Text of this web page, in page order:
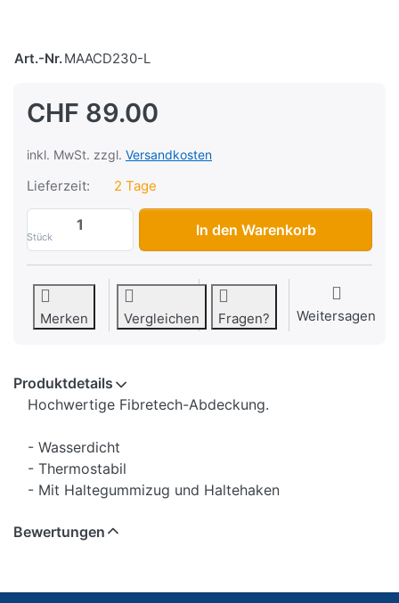
Art.-Nr.MAACD230-L
CHF 89.00
inkl. MwSt. zzgl. Versandkosten
Lieferzeit: 2 Tage
Stück
Abdeckplane Bering Kover, Grösse L
In den Warenkorb
Merken Vergleichen Fragen? Weitersagen
Produktdetails
Hochwertige Fibretech-Abdeckung.
- Wasserdicht
- Thermostabil
- Mit Haltegummizug und Haltehaken
Bewertungen